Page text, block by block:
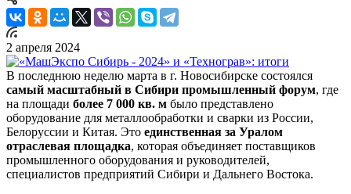
2 апреля 2024
В последнюю неделю марта в г. Новосибирске состоялся
самый масштабный в Сибири промышленный форум, где
на площади более 7 000 кв. м было представлено
оборудование для металлообработки и сварки из России,
Белоруссии и Китая. Это единственная за Уралом
отраслевая площадка, которая объединяет поставщиков
промышленного оборудования и руководителей,
специалистов предприятий Сибири и Дальнего Востока.